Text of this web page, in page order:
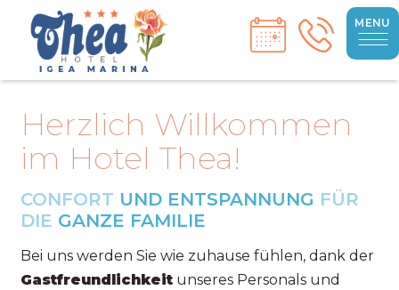
MENU
Herzlich Willkommen
im Hotel Thea!
CONFORT UND ENTSPANNUNG FÜR
DIE GANZE FAMILIE
Bei uns werden Sie wie zuhause fühlen, dank der
Gastfreundlichkeit unseres Personals und